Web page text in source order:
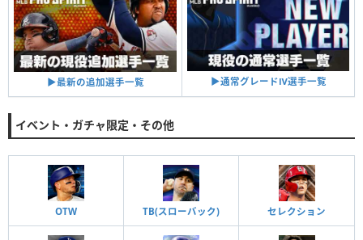
▶︎最新の追加選手一覧 ▶︎通常グレードⅣ選手一覧
イベント・ガチャ限定・その他
OTW TB(スローバック) セレクション